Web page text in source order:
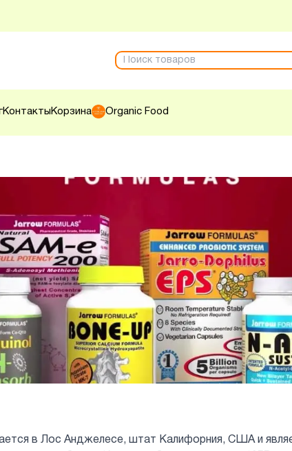
Контакты Корзина Organic Food
в Лос Анджелесе, штат Калифорния, США и